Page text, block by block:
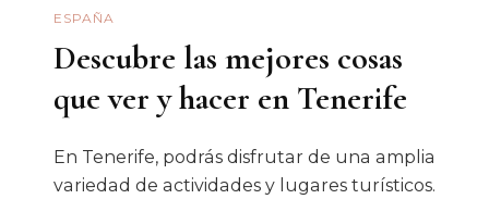
ESPAÑA
Descubre las mejores cosas
que ver y hacer en Tenerife
En Tenerife, podrás disfrutar de una amplia
variedad de actividades y lugares turísticos.